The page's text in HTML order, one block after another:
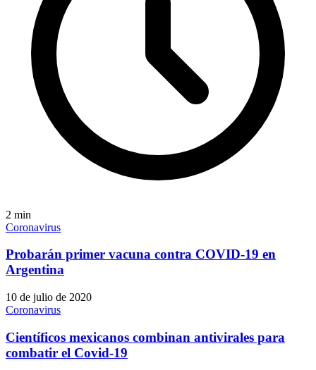
2 min
Coronavirus
Probarán primer vacuna contra COVID-19 en
Argentina
10 de julio de 2020
Coronavirus
Científicos mexicanos combinan antivirales para
combatir el Covid-19